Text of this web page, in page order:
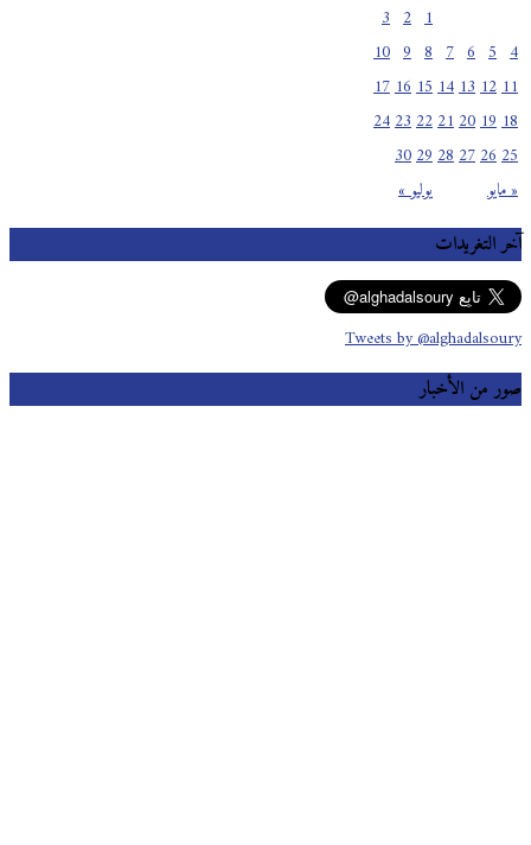
« مايو يوليو »
10
11
12
13
14
15
16
17
18
19
20
21
22
23
24
25
26
27
28
29
30
آخر التغريدات
Tweets by @alghadalsoury
صور من الأخبار